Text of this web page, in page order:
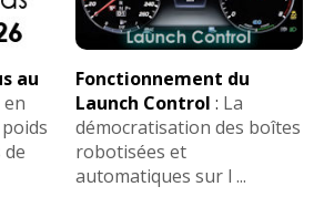
au
en
Fonctionnement du
Launch Control : La
démocratisation des boîtes
robotisées et
automatiques sur l ...